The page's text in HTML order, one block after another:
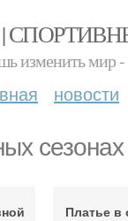
|
изменить мир -
новости
сезонах
Платье